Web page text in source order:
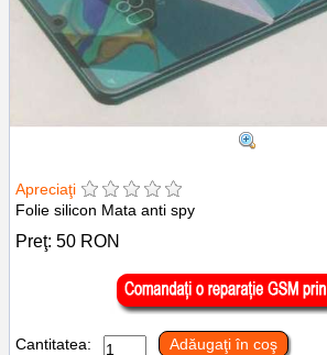
Apreciaţi
Folie silicon Mata anti spy
Preţ: 50 RON
Cantitatea: Adăugaţi în coş